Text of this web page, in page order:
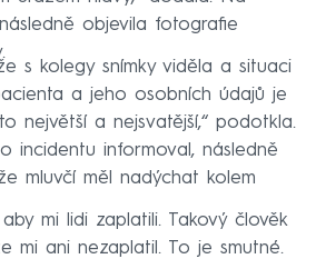
objevila fotografie
s kolegy snímky viděla a situaci
a jeho osobních údajů je
největší a nejsvatější,“ podotkla.
incidentu informoval, následně
mluvčí měl nadýchat kolem
mi lidi zaplatili. Takový člověk
mi ani nezaplatil. To je smutné.